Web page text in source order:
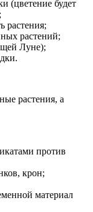
(цветение будет
растения;
растений;
Луне);
растения, а
против
крон;
материал